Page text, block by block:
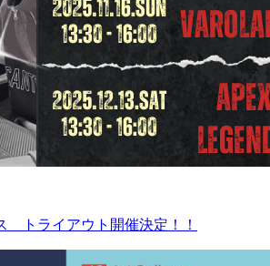
トライアウト開催決定！！